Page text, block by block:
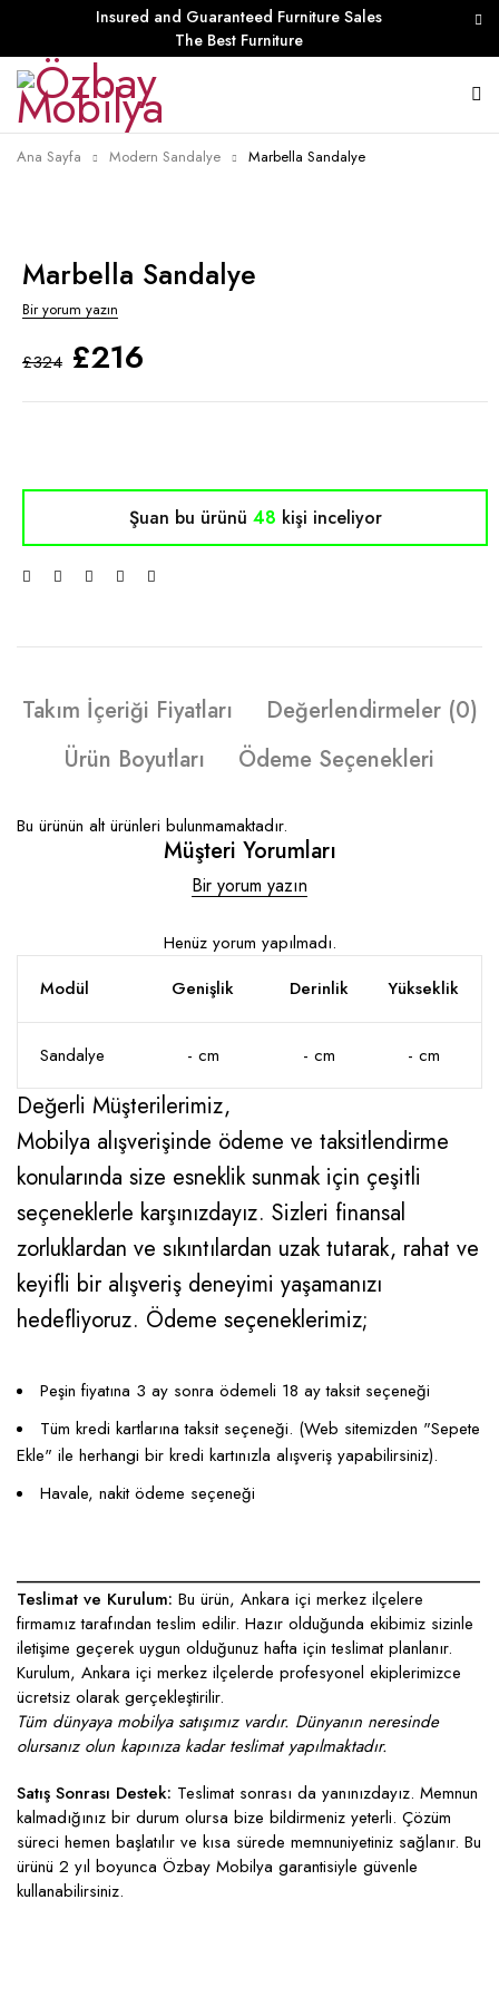
Insured and Guaranteed Furniture Sales
The Best Furniture
Ana Sayfa Modern Sandalye Marbella Sandalye
Marbella Sandalye
Bir yorum yazın
£324 £216
Şuan bu ürünü 47 kişi inceliyor
Takım İçeriği Fiyatları
Değerlendirmeler (0)
Ürün Boyutları
Ödeme Seçenekleri
Bu ürünün alt ürünleri bulunmamaktadır.
Müşteri Yorumları
Bir yorum yazın
Henüz yorum yapılmadı.
Modül
Genişlik Derinlik Yükseklik
Sandalye - cm - cm - cm
Değerli Müşterilerimiz,
Mobilya alışverişinde ödeme ve taksitlendirme
konularında size esneklik sunmak için çeşitli
seçeneklerle karşınızdayız. Sizleri finansal
zorluklardan ve sıkıntılardan uzak tutarak, rahat ve
keyifli bir alışveriş deneyimi yaşamanızı
hedefliyoruz. Ödeme seçeneklerimiz;
Peşin fiyatına 3 ay sonra ödemeli 18 ay taksit seçeneği
Tüm kredi kartlarına taksit seçeneği. (Web sitemizden "Sepete
Ekle" ile herhangi bir kredi kartınızla alışveriş yapabilirsiniz).
Havale, nakit ödeme seçeneği
____________________________________________________
Teslimat ve Kurulum: Bu ürün, Ankara içi merkez ilçelere
firmamız tarafından teslim edilir. Hazır olduğunda ekibimiz sizinle
iletişime geçerek uygun olduğunuz hafta için teslimat planlanır.
Kurulum, Ankara içi merkez ilçelerde profesyonel ekiplerimizce
ücretsiz olarak gerçekleştirilir.
Tüm dünyaya mobilya satışımız vardır. Dünyanın neresinde
olursanız olun kapınıza kadar teslimat yapılmaktadır.
Satış Sonrası Destek: Teslimat sonrası da yanınızdayız. Memnun
kalmadığınız bir durum olursa bize bildirmeniz yeterli. Çözüm
süreci hemen başlatılır ve kısa sürede memnuniyetiniz sağlanır. Bu
ürünü 2 yıl boyunca Özbay Mobilya garantisiyle güvenle
kullanabilirsiniz.